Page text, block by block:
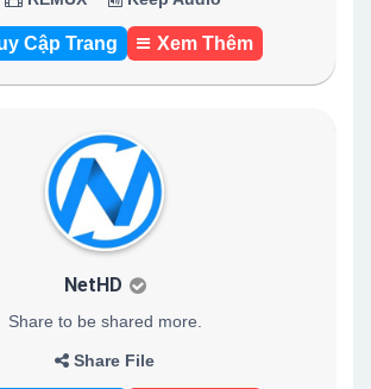
Cập Trang Xem Thêm
NetHD
Share to be shared more.
Share File